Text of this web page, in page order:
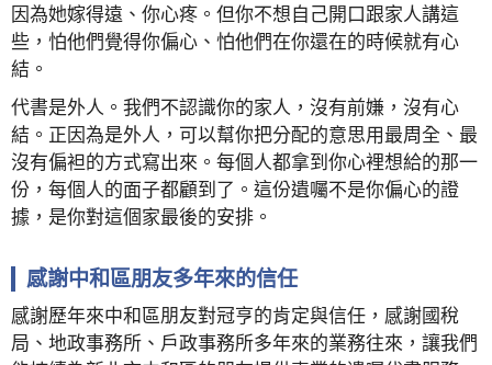
因為她嫁得遠、你心疼。但你不想自己開口跟家人講這
些，怕他們覺得你偏心、怕他們在你還在的時候就有心
結。
代書是外人。我們不認識你的家人，沒有前嫌，沒有心
結。正因為是外人，可以幫你把分配的意思用最周全、最
沒有偏袒的方式寫出來。每個人都拿到你心裡想給的那一
份，每個人的面子都顧到了。這份遺囑不是你偏心的證
據，是你對這個家最後的安排。
感謝中和區朋友多年來的信任
感謝歷年來中和區朋友對冠亨的肯定與信任，感謝國稅
局、地政事務所、戶政事務所多年來的業務往來，讓我們